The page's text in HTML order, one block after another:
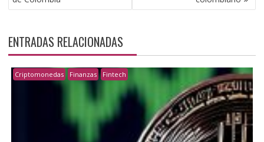
ENTRADAS RELACIONADAS
Criptomonedas Finanzas Fintech